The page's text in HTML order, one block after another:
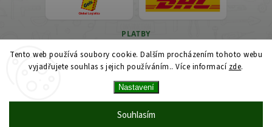
Tento web používá soubory cookie. Dalším procházením tohoto webu
vyjadřujete souhlas s jejich používáním.. Více informací zde.
Nastavení
Souhlasím
PLATBY
VISA